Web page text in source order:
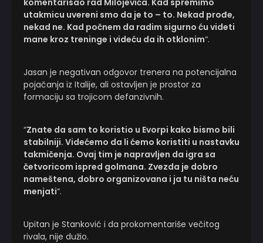
komentarisao rad Milojevića. Kad spremimo
utakmicu uvereni smo da je to – to. Nekad prođe,
nekad ne. Kad počnem da radim sigurno ću videti
mane kroz treninge i videću da ih otklonim“.
Jasan je negativan odgovor trenera na potencijalna
pojačanja iz Italije, ali ostavljen je prostor za
formaciju sa trojicom defanzivnih.
“Znate da sam to koristio u Evorpi kako bismo bili
stabilniji. Videćemo da li ćemo koristiti u nastavku
takmičenja. Ovaj tim je napravljen da igra sa
četvoricom ispred golmana. Zvezda je dobro
nameštena, dobro organizovana i ja tu ništa neću
menjati“.
Upitan je Stanković i da prokomentariše večitog
rivala, nije dužio.